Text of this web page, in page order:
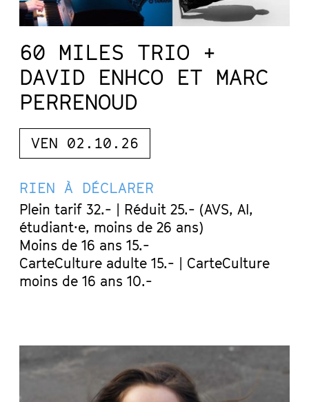
60 MILES TRIO +
DAVID ENHCO ET MARC
PERRENOUD
VEN 02.10.26
RIEN À DÉCLARER
Plein tarif 32.- | Réduit 25.- (AVS, AI,
étudiant·e, moins de 26 ans)
Moins de 16 ans 15.-
CarteCulture adulte 15.- | CarteCulture
moins de 16 ans 10.-